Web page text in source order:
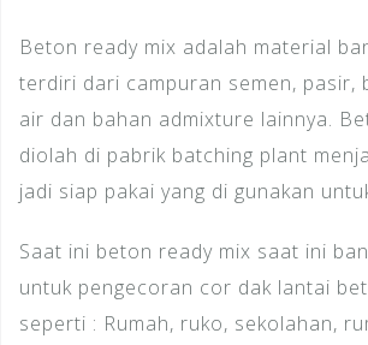
Beton ready mix adalah material
terdiri dari campuran semen, pasir,
air dan bahan admixture lainnya.
diolah di pabrik batching plant
jadi siap pakai yang di gunakan
Saat ini beton ready mix saat ini
untuk pengecoran cor dak lantai
seperti : Rumah, ruko, sekolahan,